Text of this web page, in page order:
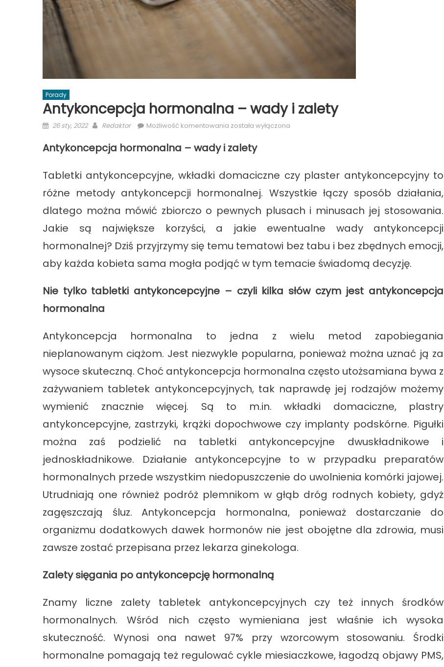
Porady
Antykoncepcja hormonalna – wady i zalety
Posted
26 sty, 2022 Author
Redaktor Możliwość komentowania Antykoncepcja
–
zalety
została wyłączona
Antykoncepcja hormonalna – wady i zalety
Tabletki antykoncepcyjne, wkładki domaciczne czy plaster antykoncepcyjny to
różne metody antykoncepcji hormonalnej. Wszystkie łączy sposób działania,
dlatego można mówić zbiorczo o pewnych plusach i minusach jej stosowania.
Jakie są największe korzyści, a jakie ewentualne wady antykoncepcji
hormonalnej? Dziś przyjrzymy się temu tematowi bez tabu i bez zbędnych emocji,
aby każda kobieta sama mogła podjąć w tym temacie świadomą decyzję.
Nie tylko tabletki antykoncepcyjne – czyli kilka słów czym jest antykoncepcja
hormonalna
Antykoncepcja hormonalna to jedna z wielu metod zapobiegania
nieplanowanym ciążom. Jest niezwykle popularna, ponieważ można uznać ją za
wysoce skuteczną. Choć antykoncepcja hormonalna często utożsamiana bywa z
zażywaniem tabletek antykoncepcyjnych, tak naprawdę jej rodzajów możemy
wymienić znacznie więcej. Są to m.in. wkładki domaciczne, plastry
antykoncepcyjne, zastrzyki, krążki dopochwowe czy implanty podskórne. Pigułki
można zaś podzielić na tabletki antykoncepcyjne dwuskładnikowe i
jednoskładnikowe. Działanie antykoncepcyjne to w przypadku preparatów
hormonalnych przede wszystkim niedopuszczenie do uwolnienia komórki jajowej.
Utrudniają one również podróż plemnikom w głąb dróg rodnych kobiety, gdyż
zagęszczają śluz. Antykoncepcja hormonalna, ponieważ dostarczanie do
organizmu dodatkowych dawek hormonów nie jest obojętne dla zdrowia, musi
zawsze zostać przepisana przez lekarza ginekologa.
Zalety sięgania po antykoncepcję hormonalną
Znamy liczne zalety tabletek antykoncepcyjnych czy też innych środków
hormonalnych. Wśród nich często wymieniana jest właśnie ich wysoka
skuteczność. Wynosi ona nawet 97% przy wzorcowym stosowaniu. Środki
hormonalne pomagają też regulować cykle miesiaczkowe, łagodzą objawy PMS,